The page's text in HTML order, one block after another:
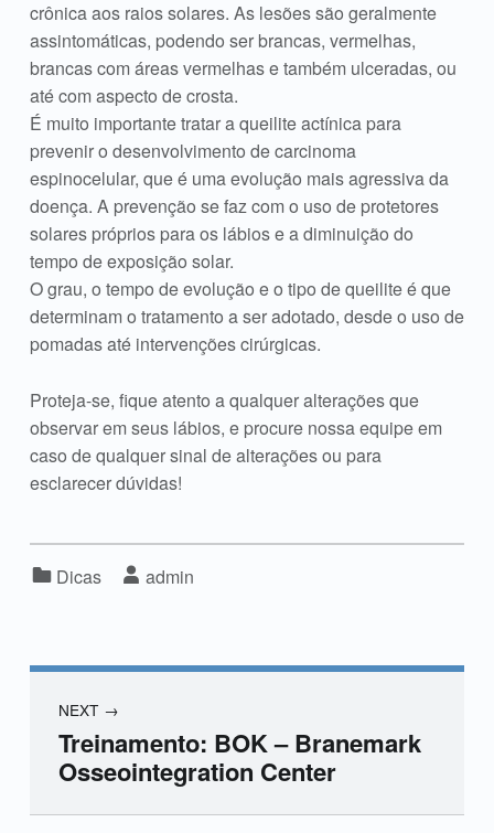
crônica aos raios solares. As lesões são geralmente
assintomáticas, podendo ser brancas, vermelhas,
brancas com áreas vermelhas e também ulceradas, ou
até com aspecto de crosta.
É muito importante tratar a queilite actínica para
prevenir o desenvolvimento de carcinoma
espinocelular, que é uma evolução mais agressiva da
doença. A prevenção se faz com o uso de protetores
solares próprios para os lábios e a diminuição do
tempo de exposição solar.
O grau, o tempo de evolução e o tipo de queilite é que
determinam o tratamento a ser adotado, desde o uso de
pomadas até intervenções cirúrgicas.
Proteja-se, fique atento a qualquer alterações que
observar em seus lábios, e procure nossa equipe em
caso de qualquer sinal de alterações ou para
esclarecer dúvidas!
Categorized in:
Dicas Written by:
admin
NEXT
Treinamento: BOK – Branemark
Osseointegration Center
Skip back to main navigation